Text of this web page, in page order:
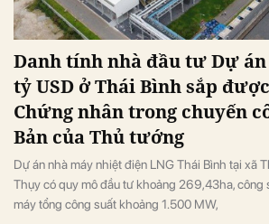
Danh tính nhà đầu tư Dự
tỷ USD ở Thái Bình sắp
Chứng nhân trong chuyến
Bản của Thủ tướng
Dự án nhà máy nhiệt điện LNG Thái Bình tại xã
Thụy có quy mô đầu tư khoảng 269,43ha, công
máy tổng công suất khoảng 1.500 MW,